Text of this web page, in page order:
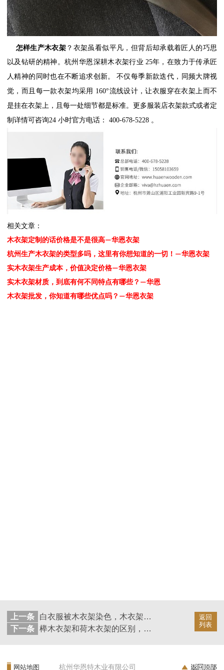
怎样生产木衣架 ？衣架虽看似平凡，但背后却承载着匠人的巧思
以及钻研的精神。杭州华恩深耕木衣架行业 25年，在致力于传承匠
人精神的同时也在不断追求创新。
不仅每季新款迭代，同频大牌视
觉，而且每一款衣架均采用 160°流线设计，让衣服穿在衣架上而不
是挂在衣架上，且每一处细节都是标准。更多服装店衣架款式或者定
制详情可咨询24 小时官方电话： 400-678-5228 。
相关文章：
木衣架定制的话价格是不是很高—华恩衣架
杭州生产木衣架的类型多吗，这里有你想知道的一切！—华恩衣架
实木衣架生产成本，价值决定价格—华恩衣架
实木衣架材质，到底有何不同特点有哪些？—华恩
木衣架批发，你知道有哪些优点吗？—华恩衣架
返回
列表
上一条
白衣服被木衣架染色，木衣架挂白衣服染黄，要怎样避免？—华恩衣架
下一条
榉木衣架和荷木衣架的区别，榉木和荷木哪个做衣架好？—华恩衣架
网站地图 杭州华恩特木业有限公司